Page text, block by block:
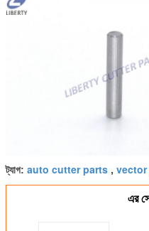
ট্যাগ: auto cutter parts ,
এর